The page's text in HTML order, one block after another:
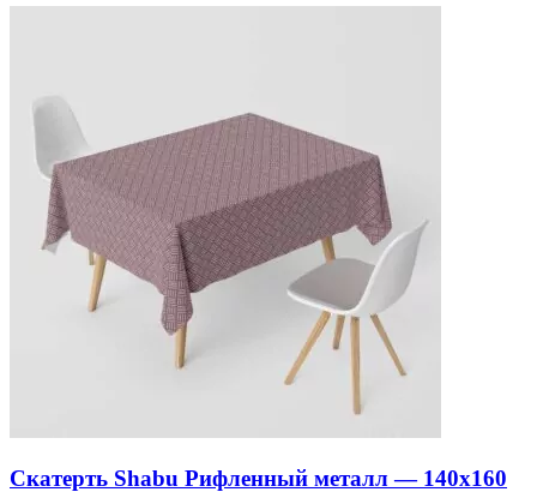
Скатерть Shabu Рифленный металл — 140х160